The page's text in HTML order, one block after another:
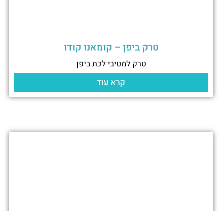
טרק ביפן – קומאנו קודו
טרק למטיבי לכת ביפן
קרא עוד